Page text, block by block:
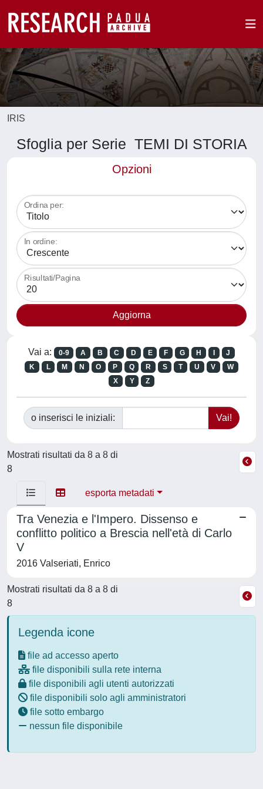
IRIS
Sfoglia per Serie TEMI DI STORIA
Opzioni
Ordina per:
In ordine:
Risultati/Pagina
Vai a: 0-9 A B C D E F G H
J
K
L M N O P Q R S T U V
W
X
Y Z
o inserisci le iniziali:
Mostrati risultati da 8 a 8 di
8
esporta metadati
Tra Venezia e l'Impero. Dissenso e
conflitto politico a Brescia nell'età di Carlo
V
2016 Valseriati, Enrico
Mostrati risultati da 8 a 8 di
8
Legenda icone
file ad accesso aperto
file disponibili sulla rete interna
file disponibili agli utenti autorizzati
file disponibili solo agli amministratori
file sotto embargo
nessun file disponibile